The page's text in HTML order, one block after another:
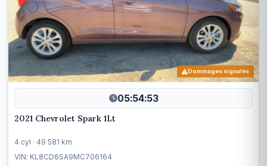
Dommages signalés
05:54:50
2021 Chevrolet Spark 1Lt
4 cyl · 49 581 km
VIN: KL8CD6SA9MC706164